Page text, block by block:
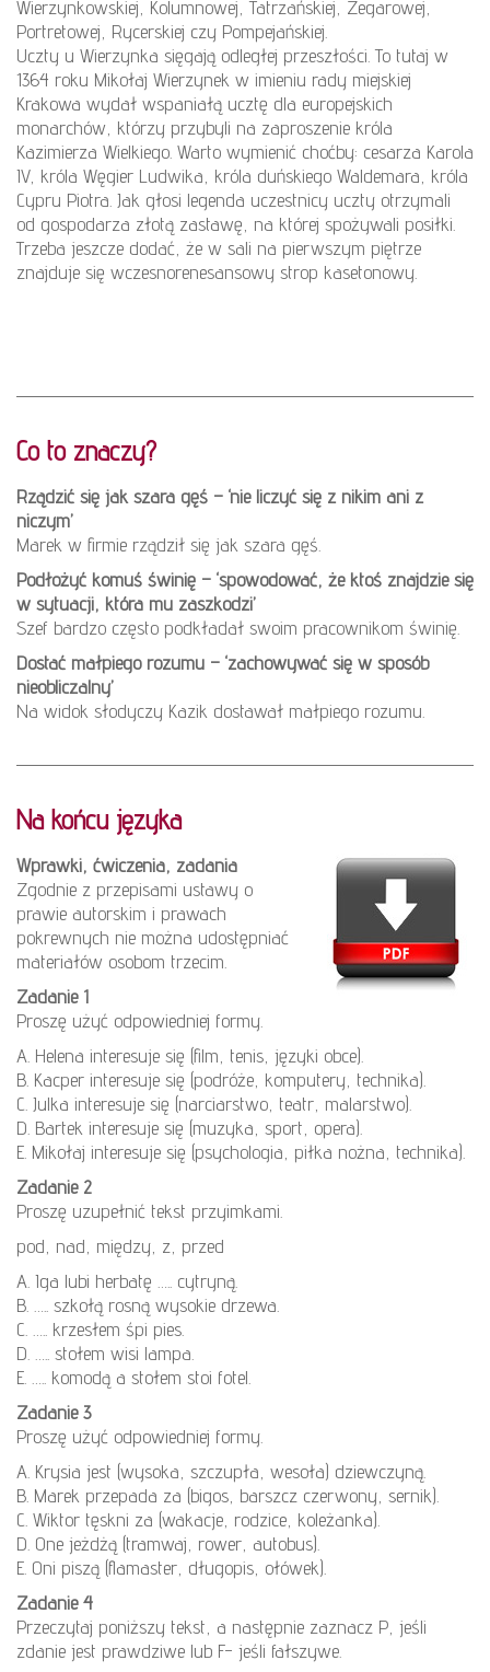
Wierzynkowskiej, Kolumnowej, Tatrzańskiej, Zegarowej,
Portretowej, Rycerskiej czy Pompejańskiej.
Uczty u Wierzynka sięgają odległej przeszłości. To tutaj w
1364 roku Mikołaj Wierzynek w imieniu rady miejskiej
Krakowa wydał wspaniałą ucztę dla europejskich
monarchów, którzy przybyli na zaproszenie króla
Kazimierza Wielkiego. Warto wymienić choćby: cesarza Karola
IV, króla Węgier Ludwika, króla duńskiego Waldemara, króla
Cypru Piotra. Jak głosi legenda uczestnicy uczty otrzymali
od gospodarza złotą zastawę, na której spożywali posiłki.
Trzeba jeszcze dodać, że w sali na pierwszym piętrze
znajduje się wczesnorenesansowy strop kasetonowy.
Co to znaczy?
Rządzić się jak szara gęś – ‘nie liczyć się z nikim ani z
niczym’
Marek w firmie rządził się jak szara gęś.
Podłożyć komuś świnię – ‘spowodować, że ktoś znajdzie się
w sytuacji, która mu zaszkodzi’
Szef bardzo często podkładał swoim pracownikom świnię.
Dostać małpiego rozumu – ‘zachowywać się w sposób
nieobliczalny’
Na widok słodyczy Kazik dostawał małpiego rozumu.
Na końcu języka
Wprawki, ćwiczenia, zadania
Zgodnie z przepisami ustawy o
prawie autorskim i prawach
pokrewnych nie można udostępniać
materiałów osobom trzecim.
Zadanie 1
Proszę użyć odpowiedniej formy.
A. Helena interesuje się (film, tenis, języki obce).
B. Kacper interesuje się (podróże, komputery, technika).
C. Julka interesuje się (narciarstwo, teatr, malarstwo).
D. Bartek interesuje się (muzyka, sport, opera).
E. Mikołaj interesuje się (psychologia, piłka nożna, technika).
Zadanie 2
Proszę uzupełnić tekst przyimkami.
pod, nad, między, z, przed
A. Iga lubi herbatę ….. cytryną.
B. ….. szkołą rosną wysokie drzewa.
C. ….. krzesłem śpi pies.
D. ….. stołem wisi lampa.
E. ….. komodą a stołem stoi fotel.
Zadanie 3
Proszę użyć odpowiedniej formy.
A. Krysia jest (wysoka, szczupła, wesoła) dziewczyną.
B. Marek przepada za (bigos, barszcz czerwony, sernik).
C. Wiktor tęskni za (wakacje, rodzice, koleżanka).
D. One jeżdżą (tramwaj, rower, autobus).
E. Oni piszą (flamaster, długopis, ołówek).
Zadanie 4
Przeczytaj poniższy tekst, a następnie zaznacz P, jeśli
zdanie jest prawdziwe lub F- jeśli fałszywe.